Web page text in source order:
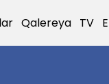
Qalereya TV